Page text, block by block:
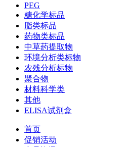
PEG
糖化学标品
脂类标品
药物类标品
中草药提取物
环境分析类标物
农残分析标物
聚合物
材料科学类
其他
ELISA试剂盒
首页
促销活动